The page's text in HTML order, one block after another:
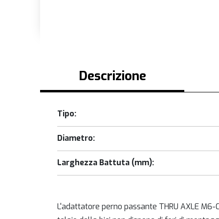
Descrizione
Tipo:
Diametro:
Larghezza Battuta (mm):
L'adattatore perno passante THRU AXLE M6-